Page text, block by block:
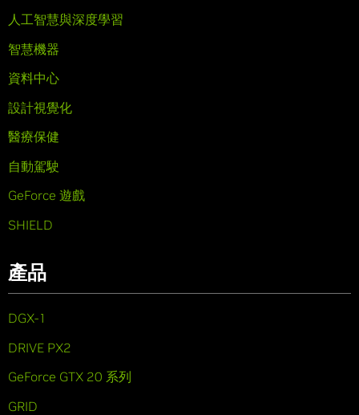
人工智慧與深度學習
智慧機器
資料中心
設計視覺化
醫療保健
自動駕駛
GeForce 遊戲
SHIELD
產品
DGX-1
DRIVE PX2
GeForce GTX 20 系列
GRID